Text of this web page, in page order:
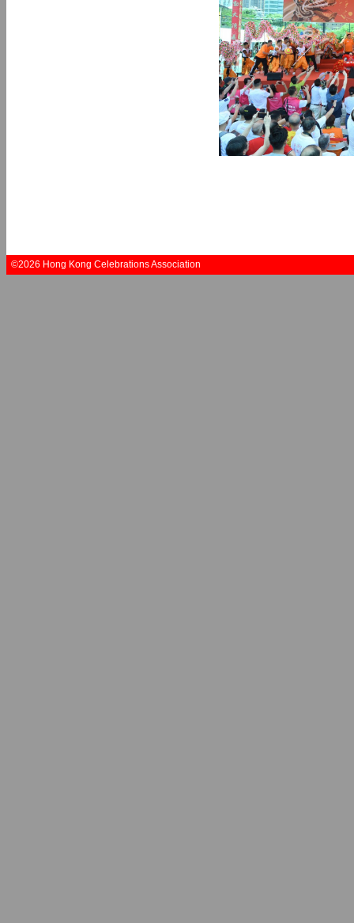
©2026 Hong Kong Celebrations Association